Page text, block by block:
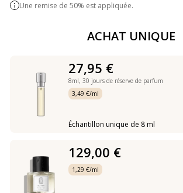
Une remise de 50% est appliquée.
ACHAT UNIQUE
27,95 €
8ml, 30 jours de réserve de parfum
3,49 €/ml
Échantillon unique de 8 ml
129,00 €
1,29 €/ml